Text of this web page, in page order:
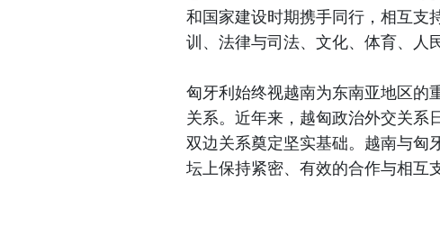
和国家建设时期携手同行，相互支
训、法律与司法、文化、体育、人
匈牙利始终视越南为东南亚地区的
关系。近年来，越匈政治外交关系
双边关系奠定坚实基础。越南与匈
坛上保持紧密、有效的合作与相互